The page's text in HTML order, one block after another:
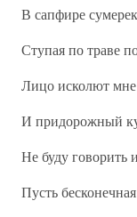
В сапфире
Ступая по траве
Лицо исколют мне
И придорожный
Не буду
Пусть